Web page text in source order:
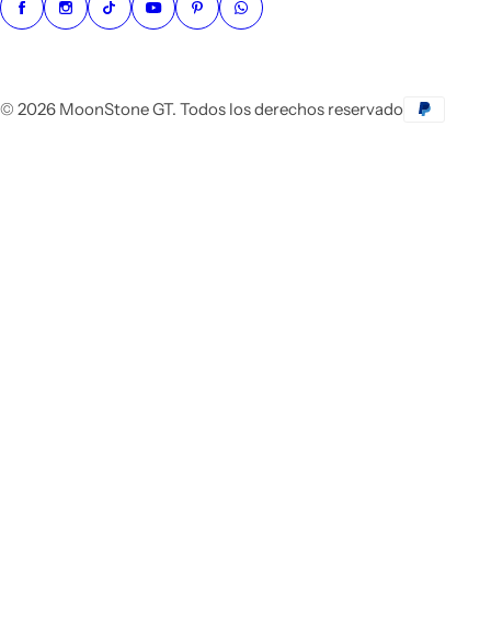
© 2026 MoonStone GT. Todos los derechos reservado